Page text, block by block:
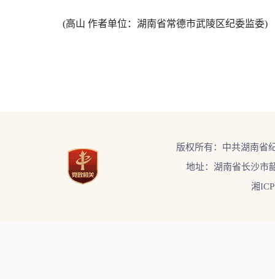
(高山 作者单位：湖南省常德市武陵区纪委监委)
版权所有：中共湖南省
地址：湖南省长沙市
湘